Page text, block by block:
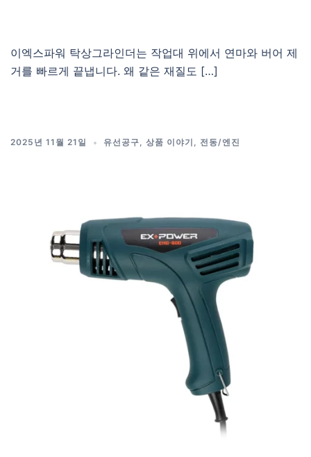
이엑스파워 탁상그라인더는 작업대 위에서 연마와 버어 제
거를 빠르게 끝냅니다. 왜 같은 재질도 […]
2025년 11월 21일 유선공구, 상품 이야기 , 전동/엔진